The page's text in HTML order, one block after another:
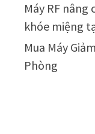
Máy RF
khóe miệng
Mua Máy
Phòng